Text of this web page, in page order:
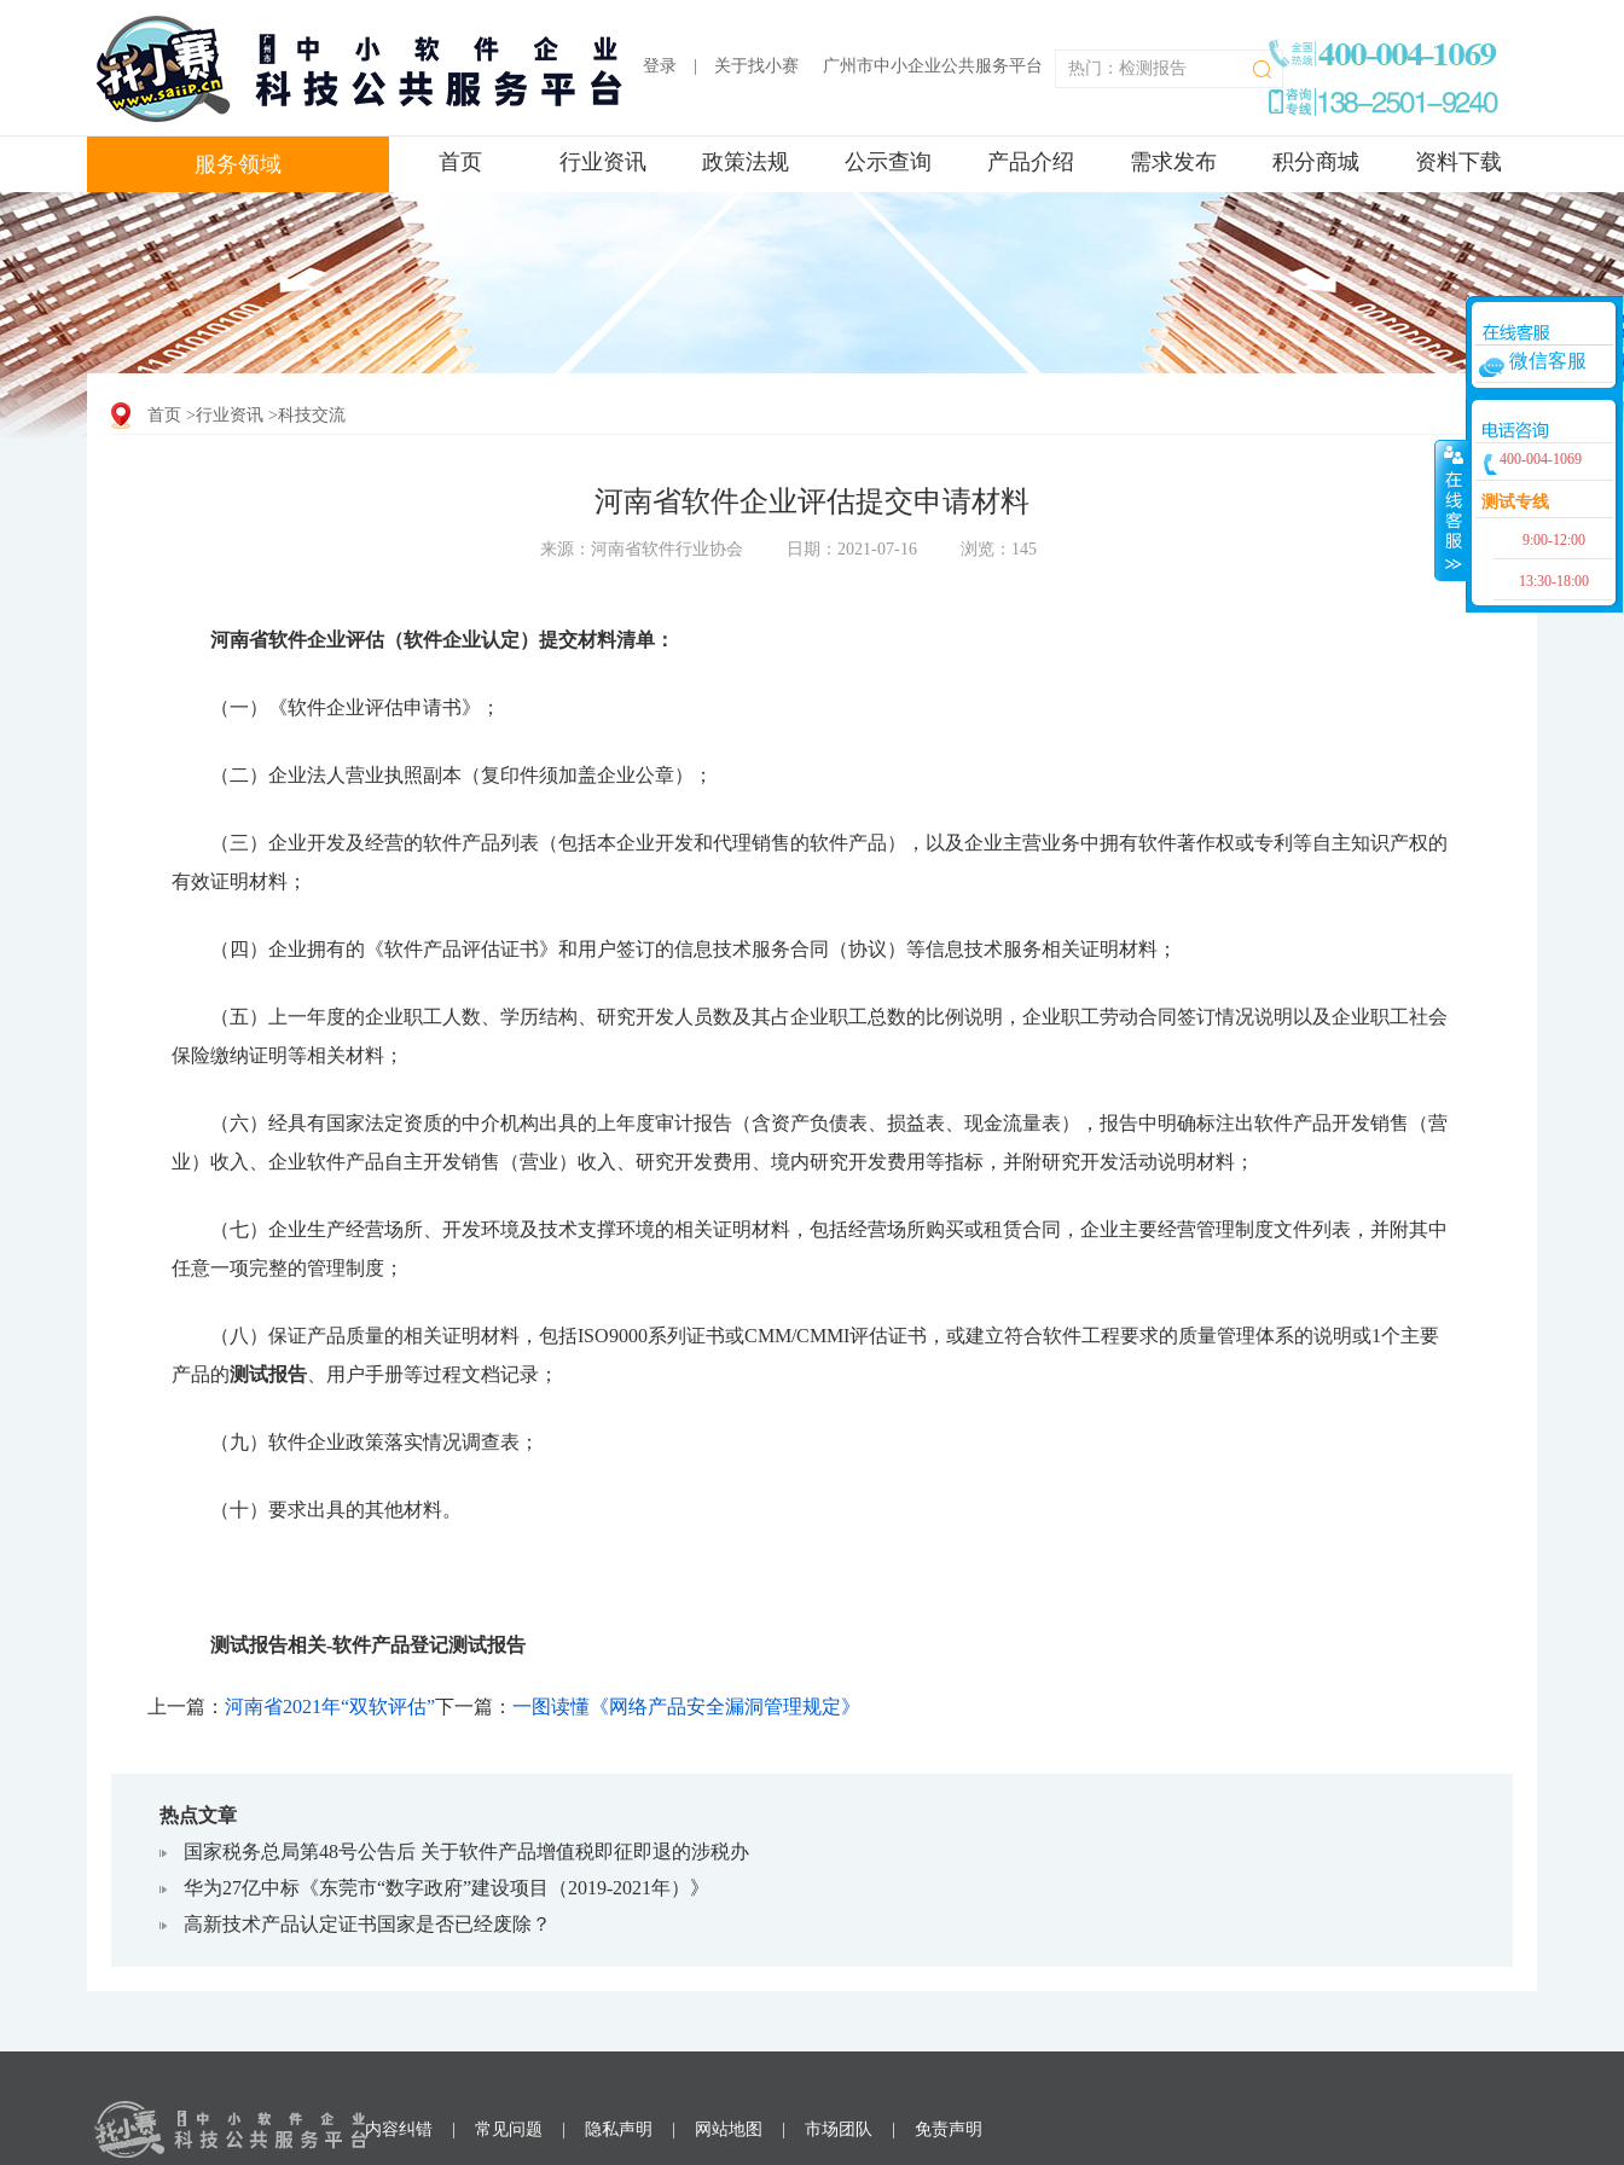
登录 关于找小赛 广州市中小企业公共服务平台
微信客服
400-004-1069
测试专线
9:00-12:00
13:30-18:00
服务领域 首页 行业资讯 政策法规 公示查询 产品介绍 需求发布 积分商城 资料下载
首页 >行业资讯 >科技交流
河南省软件企业评估提交申请材料
来源：河南省软件行业协会 日期：2021-07-16 浏览： 145
河南省软件企业评估（软件企业认定）提交材料清单：
（一）《软件企业评估申请书》；
（二）企业法人营业执照副本（复印件须加盖企业公章）；
（三）企业开发及经营的软件产品列表（包括本企业开发和代理销售的软件产品），以及企业主营业务中拥有软件著作权或专利等自主知识产权的
有效证明材料；
（四）企业拥有的《软件产品评估证书》和用户签订的信息技术服务合同（协议）等信息技术服务相关证明材料；
（五）上一年度的企业职工人数、学历结构、研究开发人员数及其占企业职工总数的比例说明，企业职工劳动合同签订情况说明以及企业职工社会
保险缴纳证明等相关材料；
（六）经具有国家法定资质的中介机构出具的上年度审计报告（含资产负债表、损益表、现金流量表），报告中明确标注出软件产品开发销售（营
业）收入、企业软件产品自主开发销售（营业）收入、研究开发费用、境内研究开发费用等指标，并附研究开发活动说明材料；
（七）企业生产经营场所、开发环境及技术支撑环境的相关证明材料，包括经营场所购买或租赁合同，企业主要经营管理制度文件列表，并附其中
任意一项完整的管理制度；
（八）保证产品质量的相关证明材料，包括ISO9000系列证书或CMM/CMMI评估证书，或建立符合软件工程要求的质量管理体系的说明或1个主要
产品的测试报告 、用户手册等过程文档记录；
（九）软件企业政策落实情况调查表；
（十）要求出具的其他材料。
测试报告相关-软件产品登记测试报告
上一篇： 河南省2021年“双软评估”下一篇： 一图读懂《网络产品安全漏洞管理规定》
热点文章
国家税务总局第48号公告后 关于软件产品增值税即征即退的涉税办
华为27亿中标《东莞市“数字政府”建设项目（2019-2021年）》
高新技术产品认定证书国家是否已经废除？
内容纠错 常见问题 隐私声明 网站地图 市场团队 免责声明